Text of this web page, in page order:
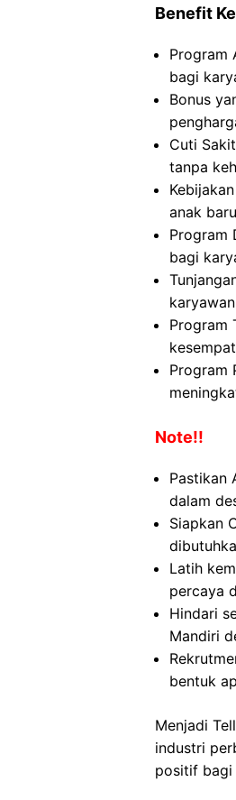
Benefit
Program
bagi
Bonus
Cuti
tanpa
anak
Program
bagi
Program
Program
Note!!
Pastikan
dalam
Siapkan
Latih
percaya
Hindari
Mandiri
bentuk
Menjadi
industri
positif bagi